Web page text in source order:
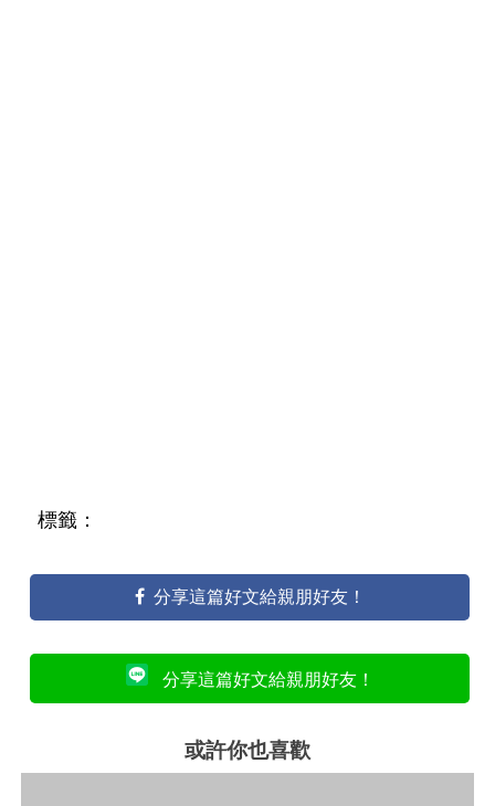
標籤：
分享這篇好文給親朋好友！
分享這篇好文給親朋好友！
或許你也喜歡